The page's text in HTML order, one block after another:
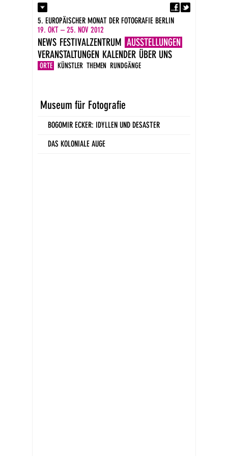
Kontakt
Presse
Impressum
DE
EN
5. EUROPÄISCHER MONAT DER FOTOGRAFIE BERLIN
19. OKT – 25. NOV 2012
NEWS FESTIVALZENTRUM AUSSTELLUNGEN
ORTE KÜNSTLER THEMEN RUNDGÄNGE
VERANSTALTUNGEN KALENDER ÜBER UNS
Museum für Fotografie
BOGOMIR ECKER: IDYLLEN UND DESASTER
DAS KOLONIALE AUGE